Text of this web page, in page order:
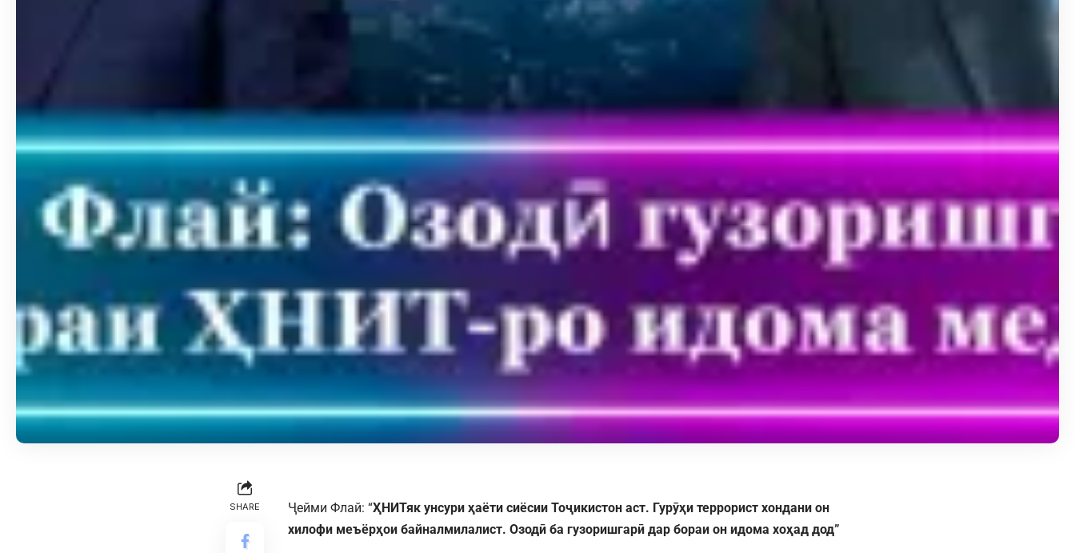
SHARE Ҷейми Флай: “ҲНИТяк унсури ҳаёти сиёсии Тоҷикистон аст. Гурӯҳи террорист хондани он
хилофи меъёрҳои байналмилалист. Озодӣ ба гузоришгарӣ дар бораи он идома хоҳад дод”